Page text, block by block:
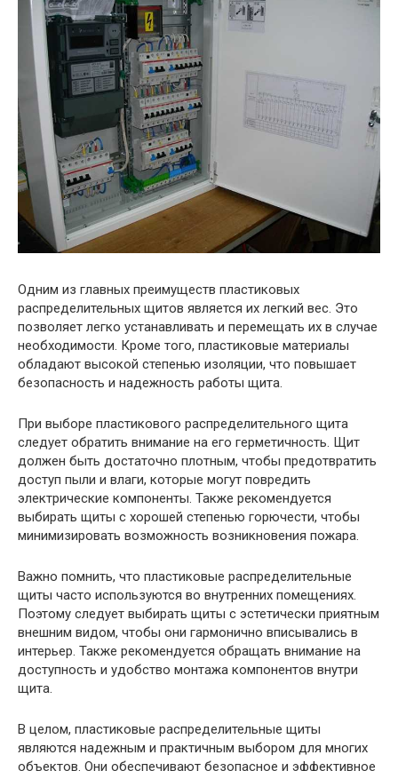
Одним из главных преимуществ пластиковых
распределительных щитов является их легкий вес. Это
позволяет легко устанавливать и перемещать их в случае
необходимости. Кроме того, пластиковые материалы
обладают высокой степенью изоляции, что повышает
безопасность и надежность работы щита.
При выборе пластикового распределительного щита
следует обратить внимание на его герметичность. Щит
должен быть достаточно плотным, чтобы предотвратить
доступ пыли и влаги, которые могут повредить
электрические компоненты. Также рекомендуется
выбирать щиты с хорошей степенью горючести, чтобы
минимизировать возможность возникновения пожара.
Важно помнить, что пластиковые распределительные
щиты часто используются во внутренних помещениях.
Поэтому следует выбирать щиты с эстетически приятным
внешним видом, чтобы они гармонично вписывались в
интерьер. Также рекомендуется обращать внимание на
доступность и удобство монтажа компонентов внутри
щита.
В целом, пластиковые распределительные щиты
являются надежным и практичным выбором для многих
объектов. Они обеспечивают безопасное и эффективное